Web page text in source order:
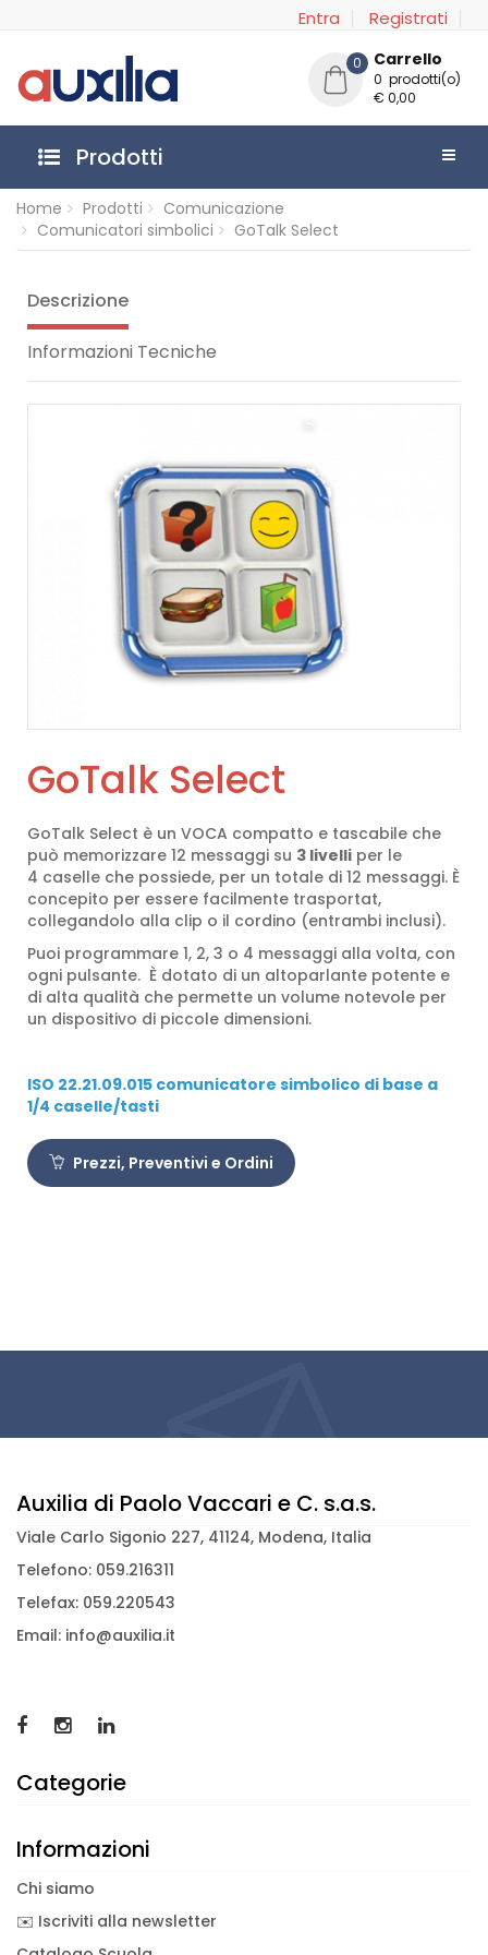
Entra Registrati
0 Carrello
0 prodotti(o)
€ 0,00
Prodotti
Home Prodotti
Comunicazione
Comunicatori simbolici
GoTalk Select
Descrizione
Informazioni Tecniche
GoTalk Select
GoTalk Select è un VOCA compatto e tascabile che
può memorizzare 12 messaggi su 3 livelli per le
4 caselle che possiede, per un totale di 12 messaggi. È
concepito per essere facilmente trasportat,
collegandolo alla clip o il cordino (entrambi inclusi).
Puoi programmare 1, 2, 3 o 4 messaggi alla volta, con
ogni pulsante. È dotato di un altoparlante potente e
di alta qualità che permette un volume notevole per
un dispositivo di piccole dimensioni.
ISO 22.21.09.015 comunicatore simbolico di base a
1/4 caselle/tasti
Prezzi, Preventivi e Ordini
Auxilia di Paolo Vaccari e C. s.a.s.
Viale Carlo Sigonio 227, 41124, Modena, Italia
Telefono: 059.216311
Telefax: 059.220543
Email: info@auxilia.it
Categorie
Informazioni
Chi siamo
✉️ Iscriviti alla newsletter